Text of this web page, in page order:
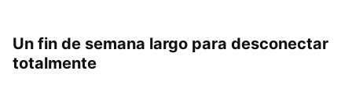
Un fin de semana largo para desconectar
totalmente